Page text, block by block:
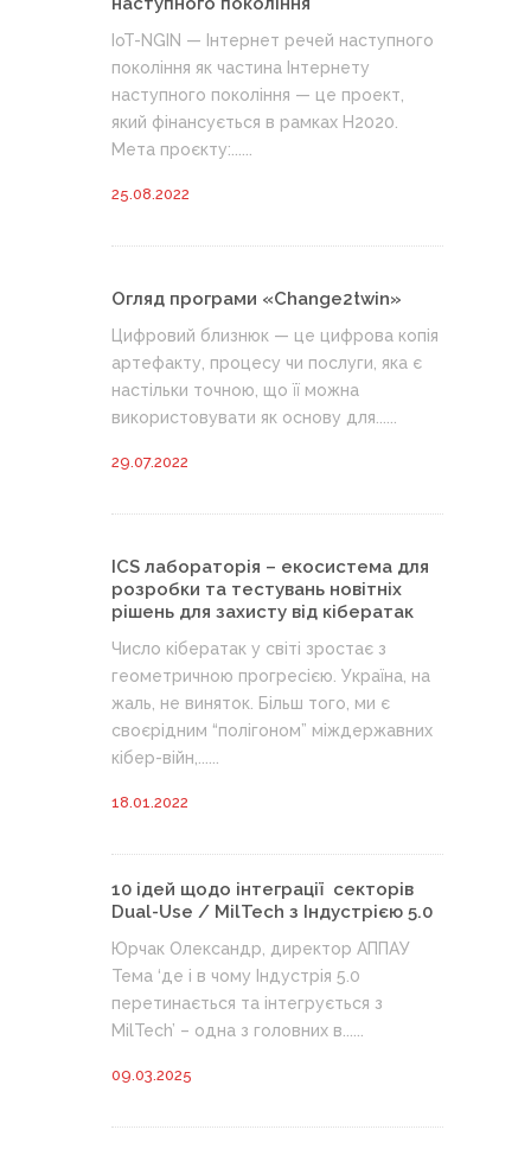
IoT-NGIN — Інтернет речей наступного
покоління як частина Інтернету
наступного покоління — це проект,
який фінансується в рамках H2020.
Мета проєкту:......
25.08.2022
Огляд програми «Change2twin»
Цифровий близнюк — це цифрова копія
артефакту, процесу чи послуги, яка є
настільки точною, що її можна
використовувати як основу для......
29.07.2022
ICS лабораторія – екосистема для
розробки та тестувань новітніх
рішень для захисту від кібератак
Число кібератак у світі зростає з
геометричною прогресією. Україна, на
жаль, не виняток. Більш того, ми є
своєрідним “полігоном” міждержавних
кібер-війн,......
18.01.2022
10 ідей щодо інтеграції секторів
Dual-Use / MilTech з Індустрією 5.0
Юрчак Олександр, директор АППАУ
Тема ‘де і в чому Індустрія 5.0
перетинається та інтегрується з
MilTech’ – одна з головних в......
09.03.2025